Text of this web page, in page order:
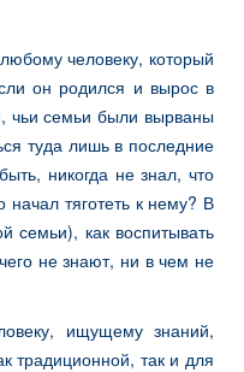
человеку, который
он родился и вырос в
чьи семьи были вырваны
туда лишь в последние
никогда не знал, что
начал тяготеть к нему? В
семьи), как воспитывать
не знают, ни в чем не
ищущему знаний,
традиционной, так и для